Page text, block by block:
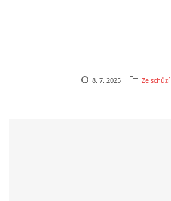
8. 7. 2025 Ze schůzí